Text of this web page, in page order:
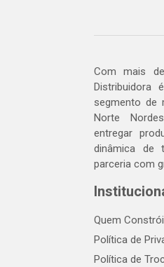
Com mais
Distribuidora
segmento de
Norte
entregar
dinâmica de
parceria com
Quem
Política de
Política de